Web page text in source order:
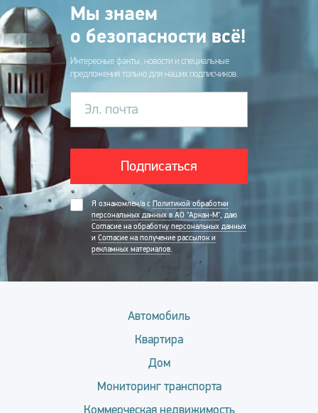
Мы знаем
о безопасности всё!
Интересные факты, новости и специальные
предложения только для наших подписчиков.
Эл. почта
Подписаться
Я ознакомлен/а с Политикой обработки
персональных данных в АО "Аркан-М", даю
Согласие на обработку персональных данных
и Согласие на получение рассылок и
рекламных материалов.
Автомобиль
Квартира
Дом
Мониторинг транспорта
Коммерческая недвижимость